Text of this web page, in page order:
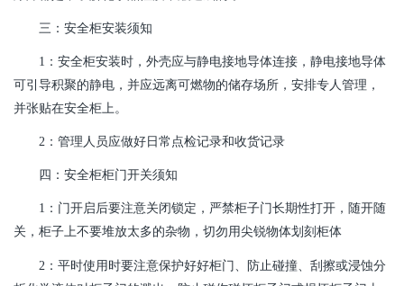
三：安全柜安装须知
1：安全柜安装时，外壳应与静电接地导体连接，静电接地导体
可引导积聚的静电，并应远离可燃物的储存场所，安排专人管理，
并张贴在安全柜上。
2：管理人员应做好日常点检记录和收货记录
四：安全柜柜门开关须知
1：门开启后要注意关闭锁定，严禁柜子门长期性打开，随开随
关，柜子上不要堆放太多的杂物，切勿用尖锐物体划刻柜体
2：平时使用时要注意保护好好柜门、防止碰撞、刮擦或浸蚀分